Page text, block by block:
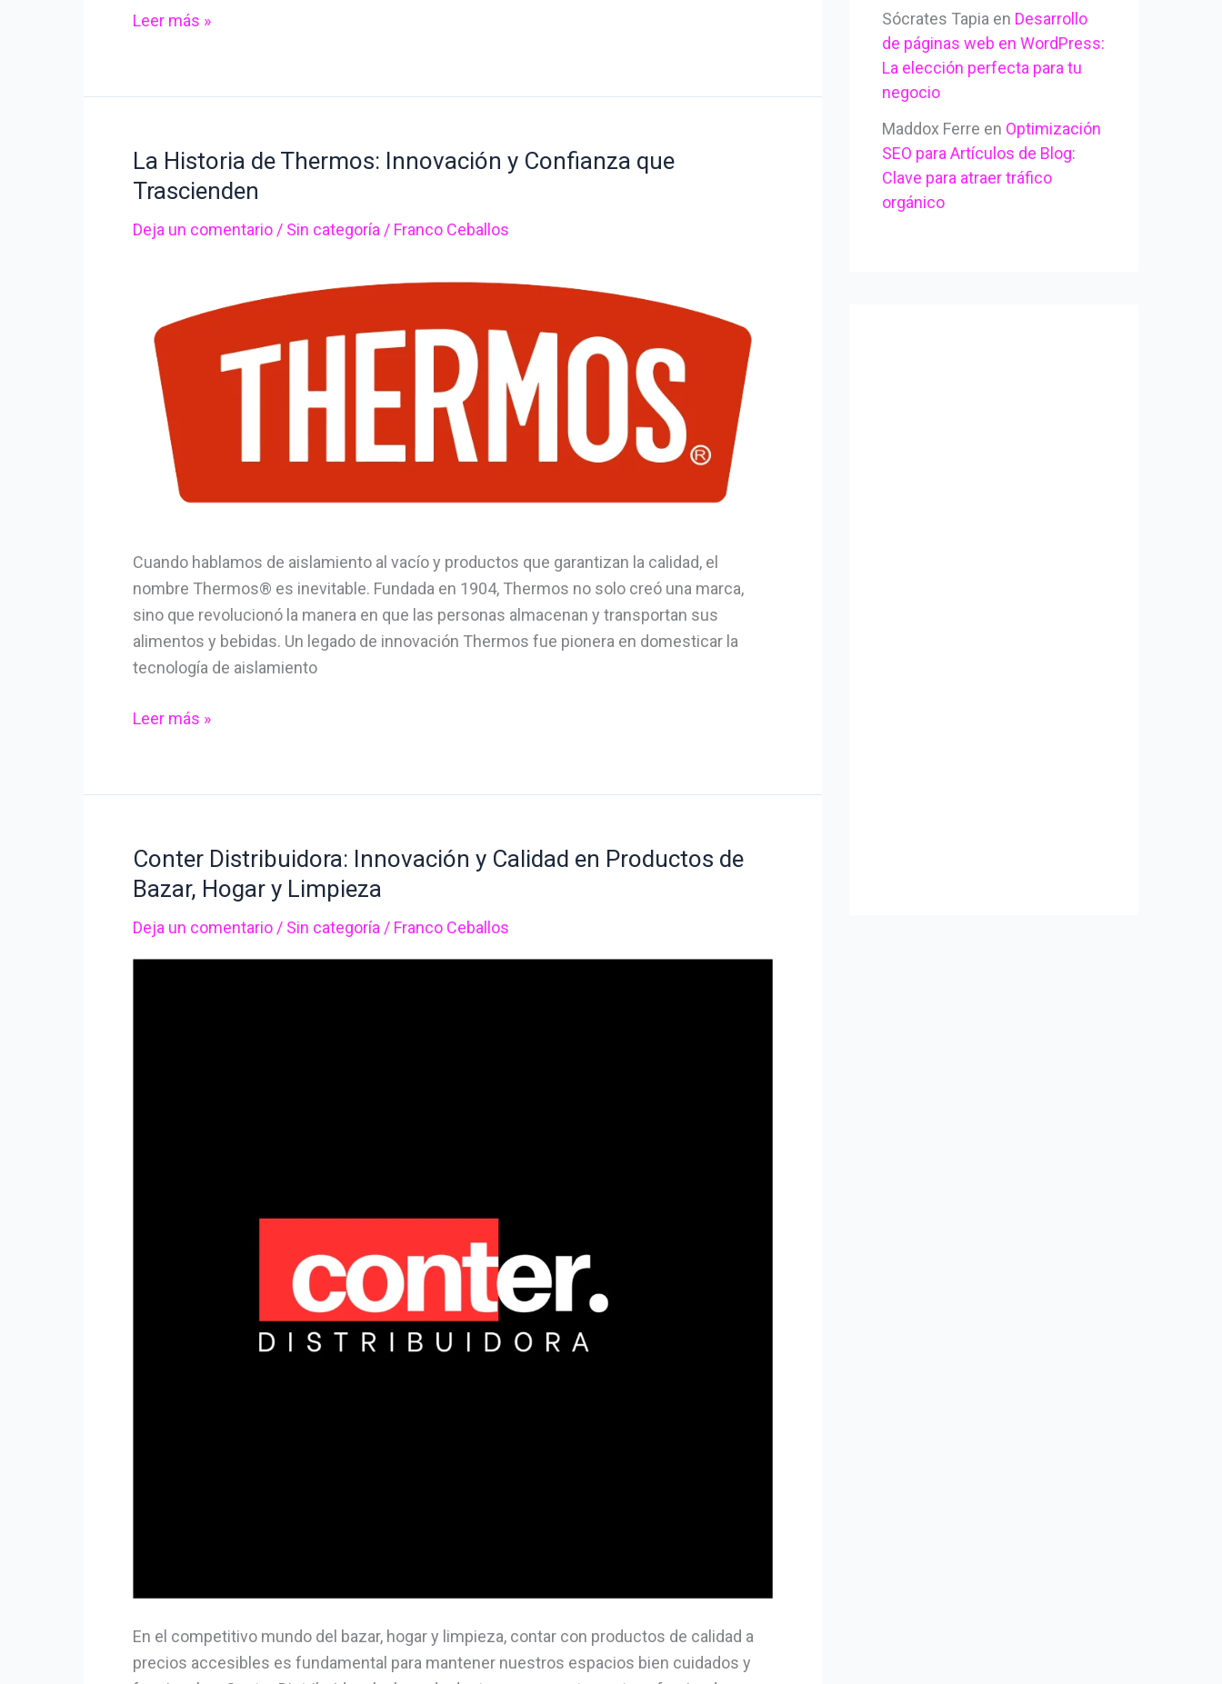
Leer más »
La Historia de Thermos: Innovación y Confianza que
Trascienden
Deja un comentario / Sin categoría / Franco Ceballos
Cuando hablamos de aislamiento al vacío y productos que garantizan la calidad, el
nombre Thermos® es inevitable. Fundada en 1904, Thermos no solo creó una marca,
sino que revolucionó la manera en que las personas almacenan y transportan sus
alimentos y bebidas. Un legado de innovación Thermos fue pionera en domesticar la
tecnología de aislamiento
La
Historia
Thermos:
Confianza
que
Trascienden
Leer más »
Conter Distribuidora: Innovación y Calidad en Productos de
Bazar, Hogar y Limpieza
Deja un comentario / Sin categoría / Franco Ceballos
En el competitivo mundo del bazar, hogar y limpieza, contar con productos de calidad a
precios accesibles es fundamental para mantener nuestros espacios bien cuidados y
Conter
Distribuidora:
y
Calidad
Sócrates Tapia en Desarrollo
de páginas web en WordPress:
La elección perfecta para tu
negocio
Maddox Ferre en Optimización
SEO para Artículos de Blog:
Clave para atraer tráfico
orgánico